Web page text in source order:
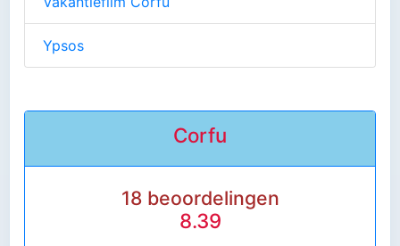
Ypsos
Corfu
18 beoordelingen
8.39